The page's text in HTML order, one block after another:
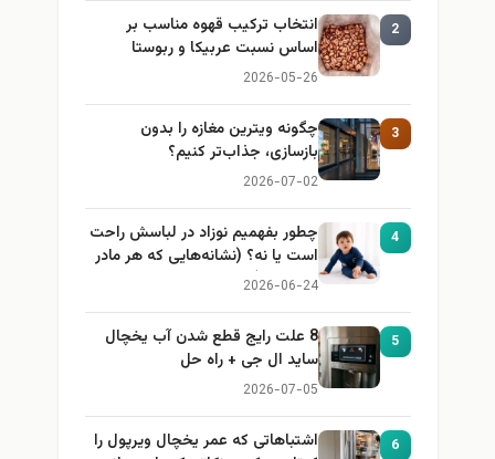
2
انتخاب ترکیب قهوه مناسب بر
اساس نسبت عربیکا و ربوستا
2026-05-26
3
چگونه ویترین مغازه را بدون
بازسازی، جذاب‌تر کنیم؟
2026-07-02
4
چطور بفهمیم نوزاد در لباسش راحت
است یا نه؟ (نشانه‌هایی که هر مادر
باید بداند)
2026-06-24
5
8 علت رایج قطع شدن آب یخچال
ساید ال جی + راه حل
2026-07-05
6
اشتباهاتی که عمر یخچال ویرپول را